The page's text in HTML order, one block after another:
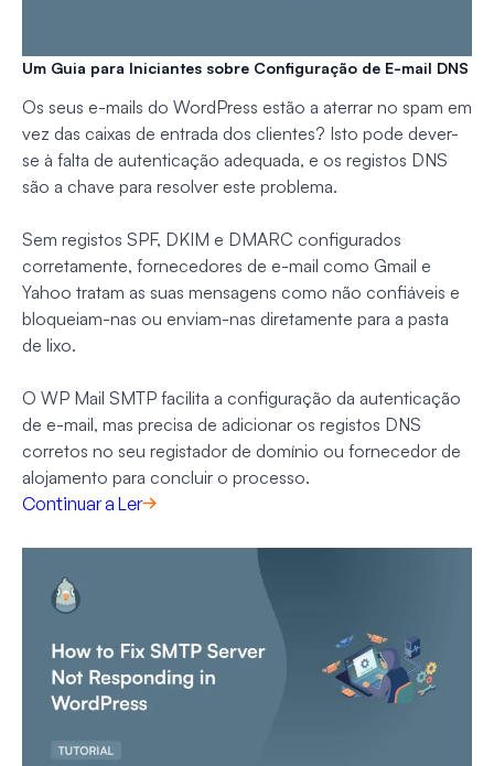
Um Guia para Iniciantes sobre Configuração de E-mail DNS
Os seus e-mails do WordPress estão a aterrar no spam em
vez das caixas de entrada dos clientes? Isto pode dever-
se à falta de autenticação adequada, e os registos DNS
são a chave para resolver este problema.
Sem registos SPF, DKIM e DMARC configurados
corretamente, fornecedores de e-mail como Gmail e
Yahoo tratam as suas mensagens como não confiáveis e
bloqueiam-nas ou enviam-nas diretamente para a pasta
de lixo.
O WP Mail SMTP facilita a configuração da autenticação
de e-mail, mas precisa de adicionar os registos DNS
corretos no seu registador de domínio ou fornecedor de
alojamento para concluir o processo.
Continuar a Ler